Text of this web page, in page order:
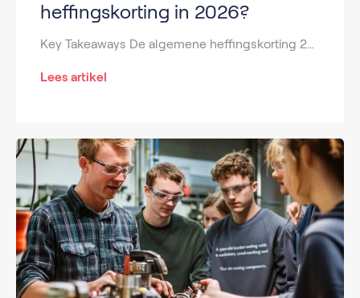
heffingskorting in 2026?
Lees artikel